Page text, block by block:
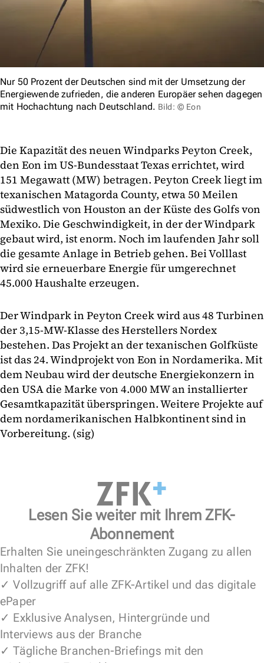
Nur 50 Prozent der Deutschen sind mit der Umsetzung der
Energiewende zufrieden, die anderen Europäer sehen dagegen
mit Hochachtung nach Deutschland. Bild: © Eon
Die Kapazität des neuen Windparks Peyton Creek,
den Eon im US-Bundesstaat Texas errichtet, wird
151 Megawatt (MW) betragen. Peyton Creek liegt im
texanischen Matagorda County, etwa 50 Meilen
südwestlich von Houston an der Küste des Golfs von
Mexiko. Die Geschwindigkeit, in der der Windpark
gebaut wird, ist enorm. Noch im laufenden Jahr soll
die gesamte Anlage in Betrieb gehen. Bei Volllast
wird sie erneuerbare Energie für umgerechnet
45.000 Haushalte erzeugen.
Der Windpark in Peyton Creek wird aus 48 Turbinen
der 3,15-MW-Klasse des Herstellers Nordex
bestehen. Das Projekt an der texanischen Golfküste
ist das 24. Windprojekt von Eon in Nordamerika. Mit
dem Neubau wird der deutsche Energiekonzern in
den USA die Marke von 4.000 MW an installierter
Gesamtkapazität überspringen. Weitere Projekte auf
dem nordamerikanischen Halbkontinent sind in
Vorbereitung. (sig)
Lesen Sie weiter mit Ihrem ZFK-
Abonnement
Erhalten Sie uneingeschränkten Zugang zu allen
Inhalten der ZFK!
✓ Vollzugriff auf alle ZFK-Artikel und das digitale
ePaper
✓ Exklusive Analysen, Hintergründe und
Interviews aus der Branche
✓ Tägliche Branchen-Briefings mit den